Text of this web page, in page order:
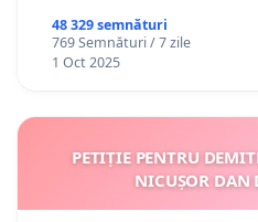
48 329 semnături
769 Semnături / 7 zile
1 Oct 2025
PETIȚIE PENTRU
NICUȘOR DAN